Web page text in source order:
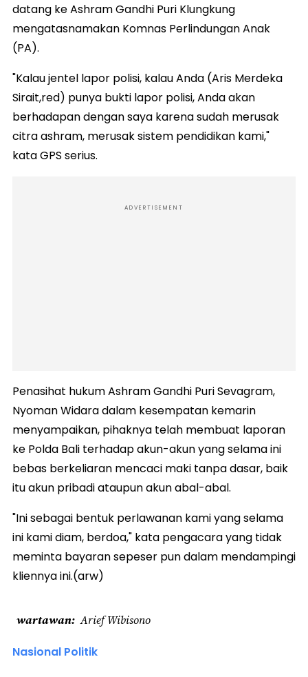
datang ke Ashram Gandhi Puri Klungkung
mengatasnamakan Komnas Perlindungan Anak
(PA).
"Kalau jentel lapor polisi, kalau Anda (Aris Merdeka
Sirait,red) punya bukti lapor polisi, Anda akan
berhadapan dengan saya karena sudah merusak
citra ashram, merusak sistem pendidikan kami,"
kata GPS serius.
ADVERTISEMENT
Penasihat hukum Ashram Gandhi Puri Sevagram,
Nyoman Widara dalam kesempatan kemarin
menyampaikan, pihaknya telah membuat laporan
ke Polda Bali terhadap akun-akun yang selama ini
bebas berkeliaran mencaci maki tanpa dasar, baik
itu akun pribadi ataupun akun abal-abal.
"Ini sebagai bentuk perlawanan kami yang selama
ini kami diam, berdoa," kata pengacara yang tidak
meminta bayaran sepeser pun dalam mendampingi
kliennya ini.(arw)
wartawan Arief Wibisono
Nasional Politik